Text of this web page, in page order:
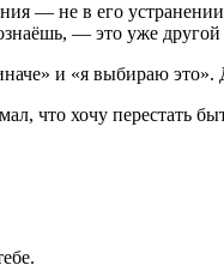
— не в его
— это уже
и «я выбираю
что хочу перестать